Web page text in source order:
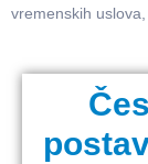
vremenskih